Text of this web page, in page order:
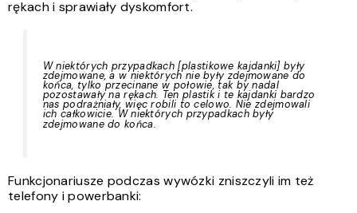
rękach i sprawiały dyskomfort.
W niektórych przypadkach[plastikowe kajdanki]były
zdejmowane, a w niektórych nie były zdejmowane do
końca, tylko przecinane w połowie, tak by nadal
pozostawały na rękach. Ten plastik i te kajdanki bardzo
nas podrażniały, więc robili to celowo. Nie zdejmowali
ich całkowicie. W niektórych przypadkach były
zdejmowane do końca.
Funkcjonariusze podczas wywózki zniszczyli im też
telefony i powerbanki: